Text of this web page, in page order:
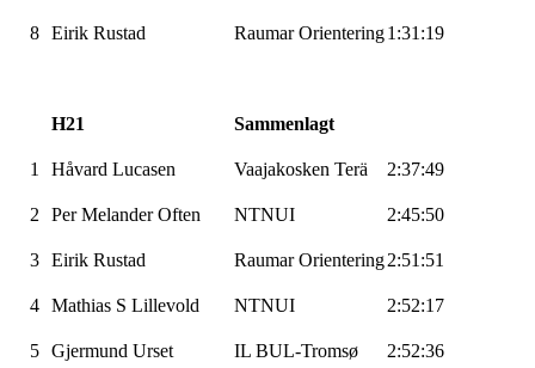
8 Eirik Rustad RaumarOrientering1:31:19
H21 Sammenlagt
1 Håvard Lucasen Vaajakosken Terä 2:37:49
2 Per MelanderOften NTNUI 2:45:50
3 Eirik Rustad RaumarOrientering2:51:51
4 Mathias S Lillevold NTNUI 2:52:17
5 Gjermund Urset IL BUL-Tromsø 2:52:36